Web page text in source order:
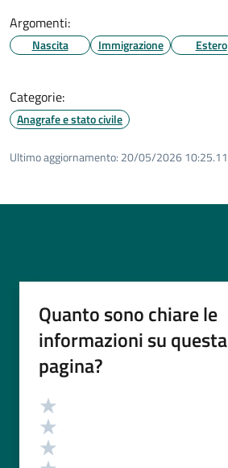
Argomenti:
Nascita Immigrazione Estero
Categorie:
Anagrafe e stato civile
Ultimo aggiornamento: 20/05/2026 10:25.11
Quanto sono chiare le
informazioni su questa
pagina?
Valutazione